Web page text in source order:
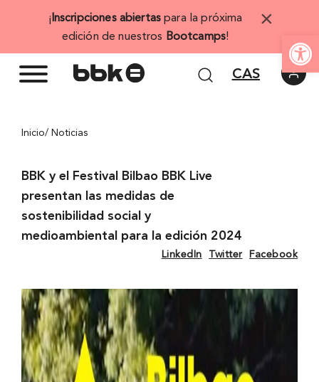
Abrir
¡ Inscripciones abiertas para la próxima
edición de nuestros Bootcamps!
×
CAS
Inicio/ Noticias
BBK y el Festival Bilbao BBK Live
presentan las medidas de
sostenibilidad social y
medioambiental para la edición 2024
LinkedIn Twitter Facebook